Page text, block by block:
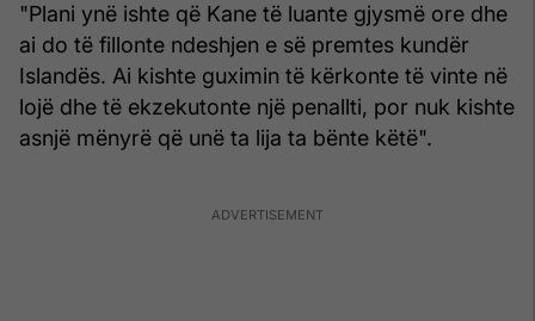
"Plani ynë ishte që Kane të luante gjysmë ore dhe
ai do të fillonte ndeshjen e së premtes kundër
Islandës. Ai kishte guximin të kërkonte të vinte në
lojë dhe të ekzekutonte një penallti, por nuk kishte
asnjë mënyrë që unë ta lija ta bënte këtë".